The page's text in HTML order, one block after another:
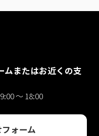
ムまたはお近くの支
～ 18:00
ォーム